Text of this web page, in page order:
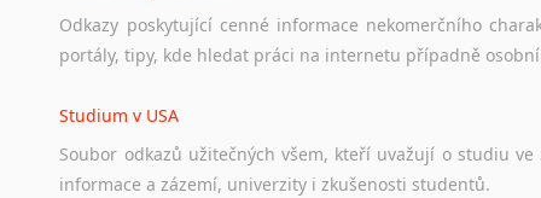
Odkazy poskytující cenné informace nekomerčního
portály, tipy, kde hledat práci na internetu případně osobní
Studium v USA
Soubor odkazů užitečných všem, kteří uvažují o studiu ve
informace a zázemí, univerzity i zkušenosti studentů.